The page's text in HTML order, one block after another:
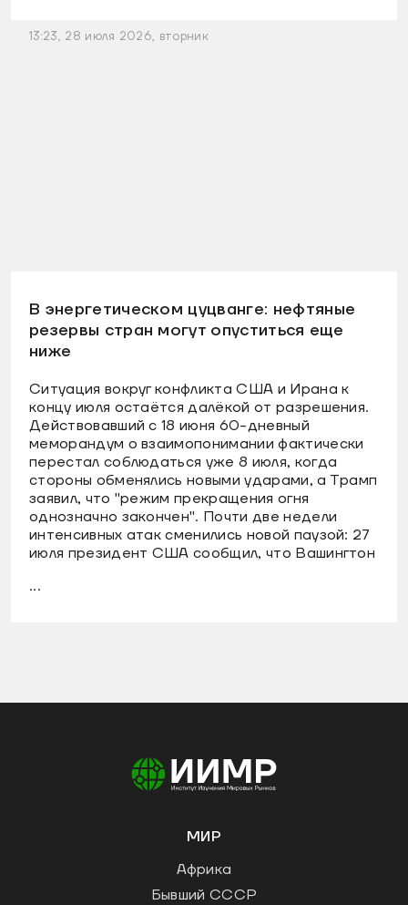
13:23, 28 июля 2026, вторник
В энергетическом цуцванге: нефтяные
резервы стран могут опуститься еще
ниже
Ситуация вокруг конфликта США и Ирана к
концу июля остаётся далёкой от разрешения.
Действовавший с 18 июня 60-дневный
меморандум о взаимопонимании фактически
перестал соблюдаться уже 8 июля, когда
стороны обменялись новыми ударами, а Трамп
заявил, что "режим прекращения огня
однозначно закончен". Почти две недели
интенсивных атак сменились новой паузой: 27
июля президент США сообщил, что Вашингтон
...
МИР
Африка
Бывший СССР